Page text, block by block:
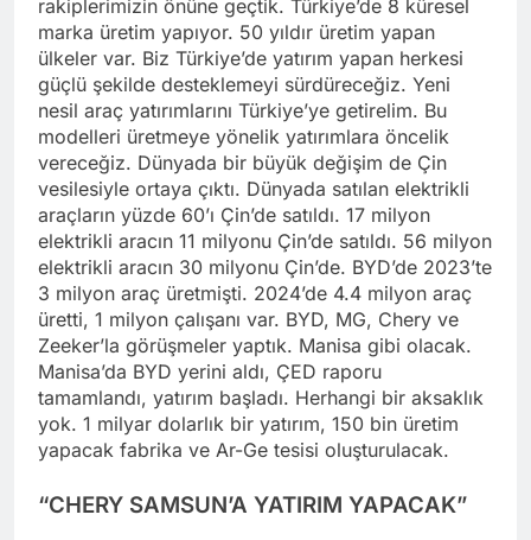
rakiplerimizin önüne geçtik. Türkiye’de 8 küresel
marka üretim yapıyor. 50 yıldır üretim yapan
ülkeler var. Biz Türkiye’de yatırım yapan herkesi
güçlü şekilde desteklemeyi sürdüreceğiz. Yeni
nesil araç yatırımlarını Türkiye’ye getirelim. Bu
modelleri üretmeye yönelik yatırımlara öncelik
vereceğiz. Dünyada bir büyük değişim de Çin
vesilesiyle ortaya çıktı. Dünyada satılan elektrikli
araçların yüzde 60’ı Çin’de satıldı. 17 milyon
elektrikli aracın 11 milyonu Çin’de satıldı. 56 milyon
elektrikli aracın 30 milyonu Çin’de. BYD’de 2023’te
3 milyon araç üretmişti. 2024’de 4.4 milyon araç
üretti, 1 milyon çalışanı var. BYD, MG, Chery ve
Zeeker’la görüşmeler yaptık. Manisa gibi olacak.
Manisa’da BYD yerini aldı, ÇED raporu
tamamlandı, yatırım başladı. Herhangi bir aksaklık
yok. 1 milyar dolarlık bir yatırım, 150 bin üretim
yapacak fabrika ve Ar-Ge tesisi oluşturulacak.
“CHERY SAMSUN’A YATIRIM YAPACAK”